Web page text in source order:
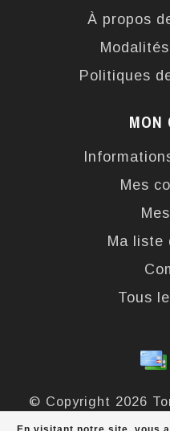
À propos
Politiques
MON
Mes
Ma liste
Tous
© Copyright 2026
bottes et chaussures